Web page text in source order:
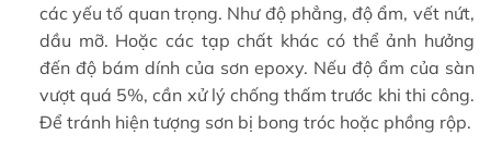
các yếu tố quan trọng. Như độ phẳng, độ ẩm, vết nứt,
dầu mỡ. Hoặc các tạp chất khác có thể ảnh hưởng
đến độ bám dính của sơn epoxy. Nếu độ ẩm của sàn
vượt quá 5%, cần xử lý chống thấm trước khi thi công.
Để tránh hiện tượng sơn bị bong tróc hoặc phồng rộp.